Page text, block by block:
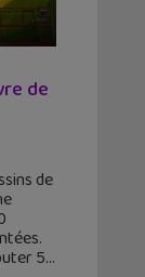
de
de
5